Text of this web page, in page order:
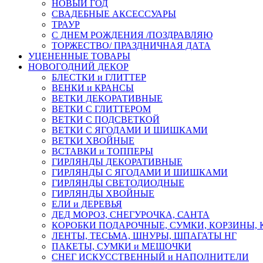
НОВЫЙ ГОД
СВАДЕБНЫЕ АКСЕССУАРЫ
ТРАУР
С ДНЕМ РОЖДЕНИЯ /ПОЗДРАВЛЯЮ
ТОРЖЕСТВО/ ПРАЗДНИЧНАЯ ДАТА
УЦЕНЕННЫЕ ТОВАРЫ
НОВОГОДНИЙ ДЕКОР
БЛЕСТКИ и ГЛИТТЕР
ВЕНКИ и КРАНСЫ
ВЕТКИ ДЕКОРАТИВНЫЕ
ВЕТКИ С ГЛИТТЕРОМ
ВЕТКИ С ПОДСВЕТКОЙ
ВЕТКИ С ЯГОДАМИ И ШИШКАМИ
ВЕТКИ ХВОЙНЫЕ
ВСТАВКИ и ТОППЕРЫ
ГИРЛЯНДЫ ДЕКОРАТИВНЫЕ
ГИРЛЯНДЫ С ЯГОДАМИ И ШИШКАМИ
ГИРЛЯНДЫ СВЕТОДИОДНЫЕ
ГИРЛЯНДЫ ХВОЙНЫЕ
ЕЛИ и ДЕРЕВЬЯ
ДЕД МОРОЗ, СНЕГУРОЧКА, САНТА
КОРОБКИ ПОДАРОЧНЫЕ, СУМКИ,
ЛЕНТЫ, ТЕСЬМА, ШНУРЫ, ШПАГАТЫ НГ
ПАКЕТЫ, СУМКИ и МЕШОЧКИ
СНЕГ ИСКУССТВЕННЫЙ и НАПОЛНИТЕЛИ